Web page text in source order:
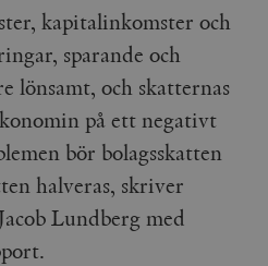
kapitalinkomster och
sparande och
lönsamt, och skatternas
på ett negativt
bör bolagsskatten
halveras, skriver
Lundberg med